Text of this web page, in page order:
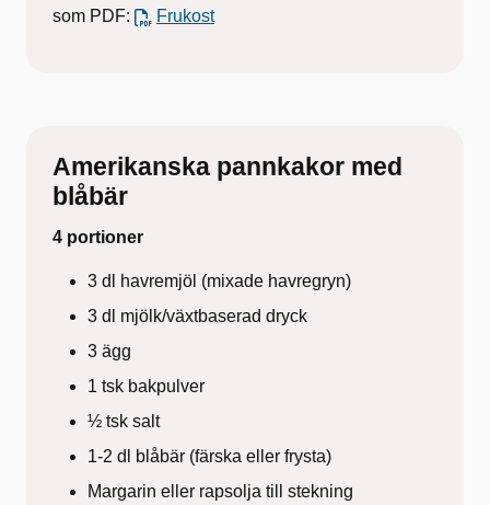
som PDF:
Frukost
Amerikanska pannkakor med
blåbär
4 portioner
3 dl havremjöl (mixade havregryn)
3 dl mjölk/växtbaserad dryck
3 ägg
1 tsk bakpulver
½ tsk salt
1-2 dl blåbär (färska eller frysta)
Margarin eller rapsolja till stekning